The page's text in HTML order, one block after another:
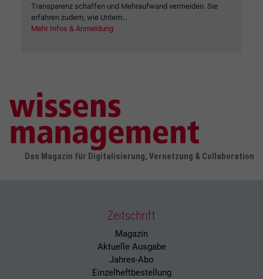
Transparenz schaffen und Mehraufwand vermeiden. Sie
erfahren zudem, wie Untern...
Mehr Infos & Anmeldung
Das Magazin für Digitalisierung, Vernetzung & Collaboration
Zeitschrift
Magazin
Aktuelle Ausgabe
Jahres-Abo
Einzelheftbestellung